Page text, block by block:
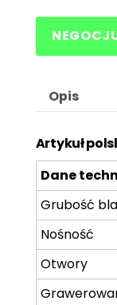
Opis
Artykuł
Dane
Grubość
Nośność
Otwory